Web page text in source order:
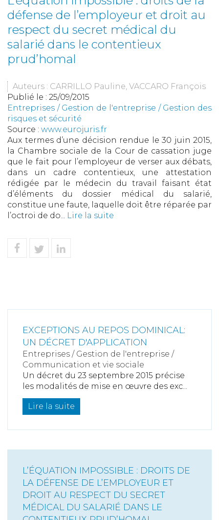
défense de l’employeur et droit au
respect du secret médical du
salarié dans le contentieux
prud’homal
Auteurs : CARRILLO Pauline, VACCARO François
Publié le : 25/09/2015
Entreprises / Gestion de l'entreprise / Gestion des
risques et sécurité
Source : www.eurojuris.fr
Aux termes d’une décision rendue le 30 juin 2015,
la Chambre sociale de la Cour de cassation juge
que le fait pour l’employeur de verser aux débats,
dans un cadre contentieux, une attestation
rédigée par le médecin du travail faisant état
d’éléments du dossier médical du salarié,
constitue une faute, laquelle doit être réparée par
l’octroi de do... Lire la suite
EXCEPTIONS AU REPOS DOMINICAL:
UN DÉCRET D'APPLICATION
Entreprises / Gestion de l'entreprise /
Communication et vie sociale
Un décret du 23 septembre 2015 précise
les modalités de mise en œuvre des exc...
Lire la suite
L’ÉQUATION IMPOSSIBLE : DROITS DE
LA DÉFENSE DE L’EMPLOYEUR ET
DROIT AU RESPECT DU SECRET
MÉDICAL DU SALARIÉ DANS LE